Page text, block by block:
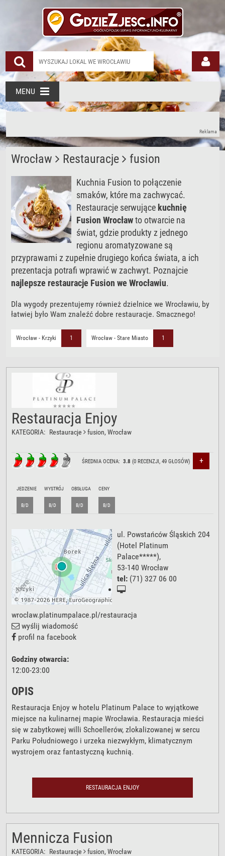
MENU
Reklama
Wrocław Restauracje fusion
Kuchnia Fusion to połączenie
smaków, które ma zachwycać.
Restauracje serwujące kuchnię
Fusion Wrocławto otwarcie na
świat, gdzie produkty z jednego
regionu aromatyzowane są
przyprawami z zupełnie drugiego końca świata, a ich
prezentacja potrafi wprawić w zachwyt. Poznajcie
najlepsze restauracje Fusion we Wrocławiu.
Dla wygody prezentujemy również dzielnice we Wrocławiu, by
łatwiej było Wam znaleźć dobre restauracje. Smacznego!
Wrocław - Krzyki 1 Wrocław - Stare Miasto 1
Restauracja Enjoy
KATEGORIA: Restauracje fusion, Wrocław
ŚREDNIA OCENA:3.8 (0 RECENZJI,49 GŁOSÓW) +
JEDZENIE
B/D
WYSTRÓJ
B/D
OBSŁUGA
B/D
CENY
B/D
ul. Powstańców Śląskich 204
(Hotel Platinum
Palace*****),
53-140 Wrocław
tel: (71) 327 06 00
wroclaw.platinumpalace.pl/restauracja
wyślij wiadomość
profil na facebook
Godziny otwarcia:
12:00-23:00
OPIS
Restauracja Enjoy w hotelu Platinum Palace to wyjątkowe
miejsce na kulinarnej mapie Wrocławia. Restauracja mieści
się w zabytkowej willi Schoellerów, zlokalizowanej w sercu
Parku Południowego i urzeka niezwykłym, klimatycznym
wystrojem oraz fantastyczną kuchnią.
RESTAURACJA ENJOY
Mennicza Fusion
KATEGORIA: Restauracje fusion, Wrocław